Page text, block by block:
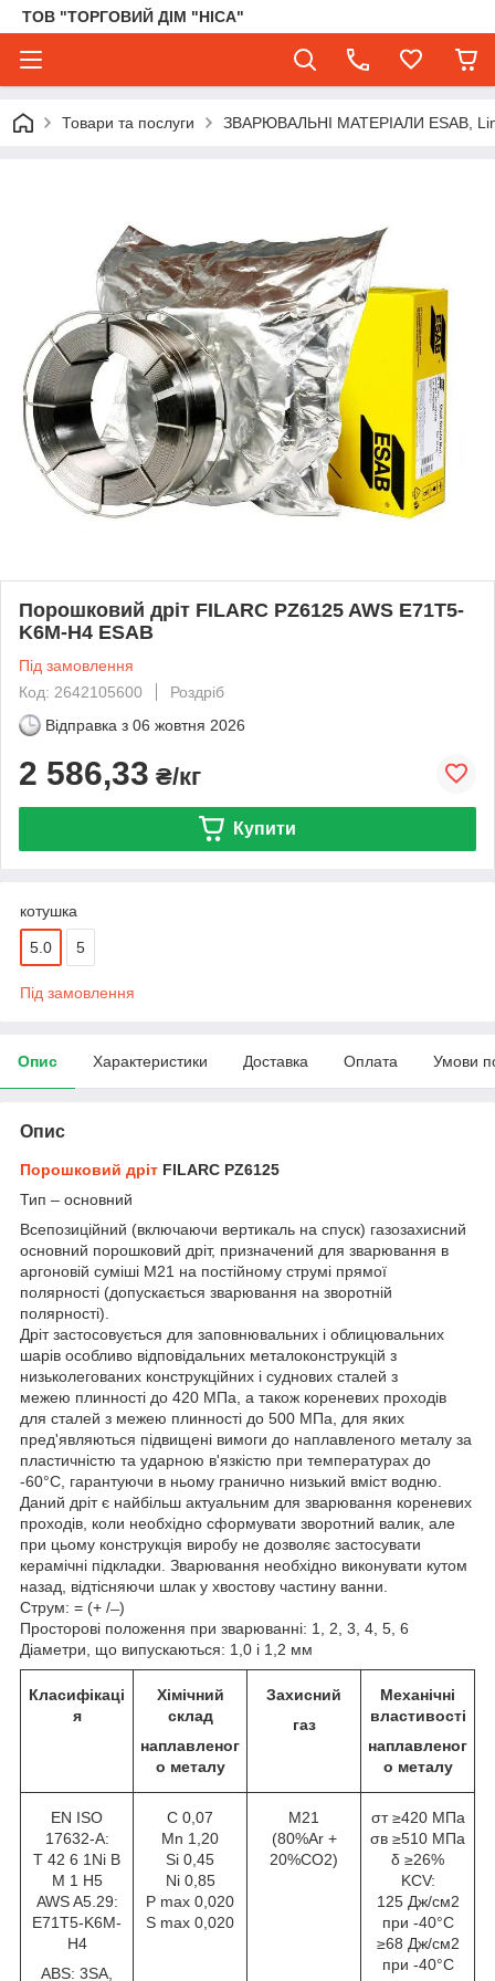
ТОВ "ТОРГОВИЙ ДІМ "НІСА"
Товари та послуги ЗВАРЮВАЛЬНІ МАТЕРІАЛИ ESAB,
Порошковий дріт FILARC PZ6125 AWS E71T5-
K6M-H4 ESAB
Під замовлення
Код: 2642105600
Роздріб
Відправка з 06 жовтня 2026
2 586,33 ₴/кг
Купити
котушка
5.0 5
Під замовлення
Опис Характеристики Доставка Оплата Умови
Опис
Порошковий дріт FILARC PZ6125
Тип – основний
Всепозиційний (включаючи вертикаль на спуск) газозахисний
основний порошковий дріт, призначений для зварювання в
аргоновій суміші М21 на постійному струмі прямої
полярності (допускається зварювання на зворотній
полярності).
Дріт застосовується для заповнювальних і облицювальних
шарів особливо відповідальних металоконструкцій з
низьколегованих конструкційних і суднових сталей з
межею плинності до 420 МПа, а також кореневих проходів
для сталей з межею плинності до 500 МПа, для яких
пред'являються підвищені вимоги до наплавленого металу за
пластичністю та ударною в'язкістю при температурах до
-60°С, гарантуючи в ньому гранично низький вміст водню.
Даний дріт є найбільш актуальним для зварювання кореневих
проходів, коли необхідно сформувати зворотний валик, але
при цьому конструкція виробу не дозволяє застосувати
керамічні підкладки. Зварювання необхідно виконувати кутом
назад, відтісняючи шлак у хвостову частину ванни.
Струм: = (+ / ̶ )
Просторові положення при зварюванні: 1, 2, 3, 4, 5, 6
Діаметри, що випускаються: 1,0 і 1,2 мм
Класифікаці
я
Хімічний
склад
наплавленог
о металу
Захисний
газ
Механічні
властивості
наплавленог
о металу
EN ISO
17632-A:
T 42 6 1Ni B
M 1 H5
AWS A5.29:
E71T5-K6M-
H4
ABS: 3SA,
С 0,07
Mn 1,20
Si 0,45
Ni 0,85
P max 0,020
S max 0,020
M21
(80%Ar +
20%CO2)
σт ≥420 МПа
σв ≥510 МПа
δ ≥26%
KCV:
125 Дж/см2
при -40°С
≥68 Дж/см2
при -40°С